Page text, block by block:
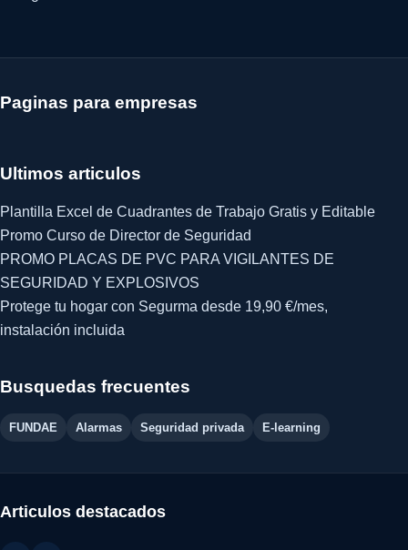
Paginas para empresas
Ultimos articulos
Plantilla Excel de Cuadrantes de Trabajo Gratis y Editable
Promo Curso de Director de Seguridad
PROMO PLACAS DE PVC PARA VIGILANTES DE
SEGURIDAD Y EXPLOSIVOS
Protege tu hogar con Segurma desde 19,90 €/mes,
instalación incluida
Busquedas frecuentes
FUNDAE Alarmas Seguridad privada E-learning
Articulos destacados